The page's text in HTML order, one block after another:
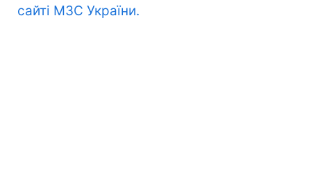
сайті МЗС України.